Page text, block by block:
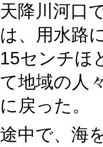
天降川河口
は、用水路
15センチほ
て地域の人
に戻った。
途中で、海